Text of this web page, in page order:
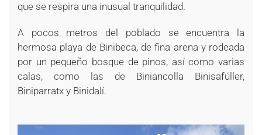
que se respira una inusual tranquilidad.
A pocos metros del poblado se encuentra la
hermosa playa de Binibeca, de fina arena y rodeada
por un pequeño bosque de pinos, así como varias
calas, como las de Biniancolla Binisafúller,
Biniparratx y Binidalí.